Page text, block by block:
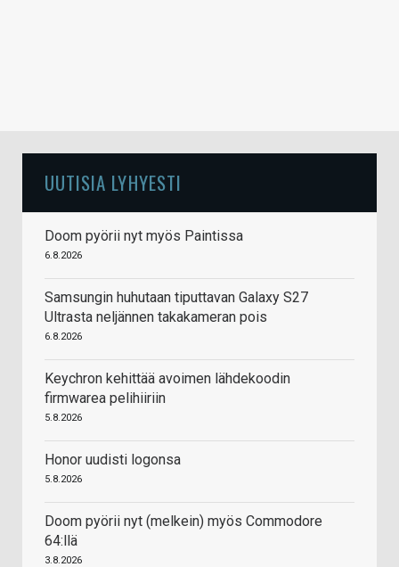
UUTISIA LYHYESTI
Doom pyörii nyt myös Paintissa
6.8.2026
Samsungin huhutaan tiputtavan Galaxy S27
Ultrasta neljännen takakameran pois
6.8.2026
Keychron kehittää avoimen lähdekoodin
firmwarea pelihiiriin
5.8.2026
Honor uudisti logonsa
5.8.2026
Doom pyörii nyt (melkein) myös Commodore
64:llä
3.8.2026